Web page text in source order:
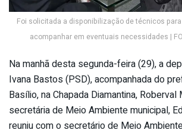
Foi solicitada a disponibilização de técnicos
acompanhar em eventuais necessidades |
Na manhã desta segunda-feira (29), a
Ivana Bastos (PSD), acompanhada do
Basílio, na Chapada Diamantina, Roberval
secretária de Meio Ambiente municipal,
reuniu com o secretário de Meio